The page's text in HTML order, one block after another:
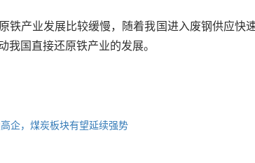
铁产业发展比较缓慢，随着我国进入废钢供应
我国直接还原铁产业的发展。
企，煤炭板块有望延续强势